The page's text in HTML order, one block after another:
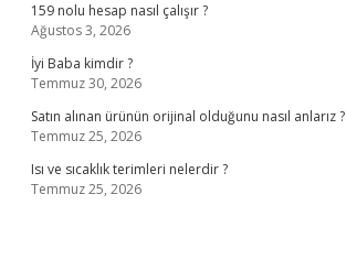
159 nolu hesap nasıl çalışır ?
Ağustos 3, 2026
İyi Baba kimdir ?
Temmuz 30, 2026
Satın alınan ürünün orijinal olduğunu nasıl anlarız ?
Temmuz 25, 2026
Isı ve sıcaklık terimleri nelerdir ?
Temmuz 25, 2026